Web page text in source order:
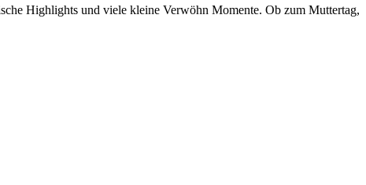
Highlights und viele kleine Verwöhn Momente. Ob zum Muttertag,